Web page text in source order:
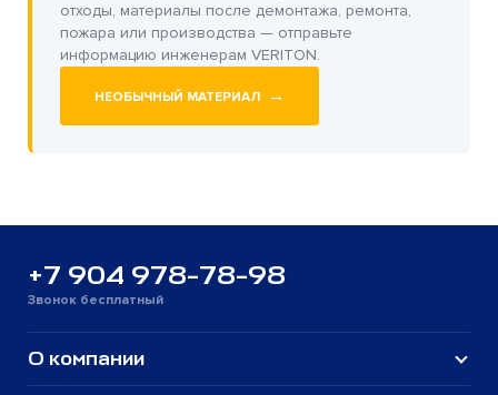
отходы, материалы после демонтажа, ремонта,
пожара или производства — отправьте
информацию инженерам VERITON.
НЕОБЫЧНЫЙ МАТЕРИАЛ →
+7 904 978-78-98
Звонок бесплатный
О компании